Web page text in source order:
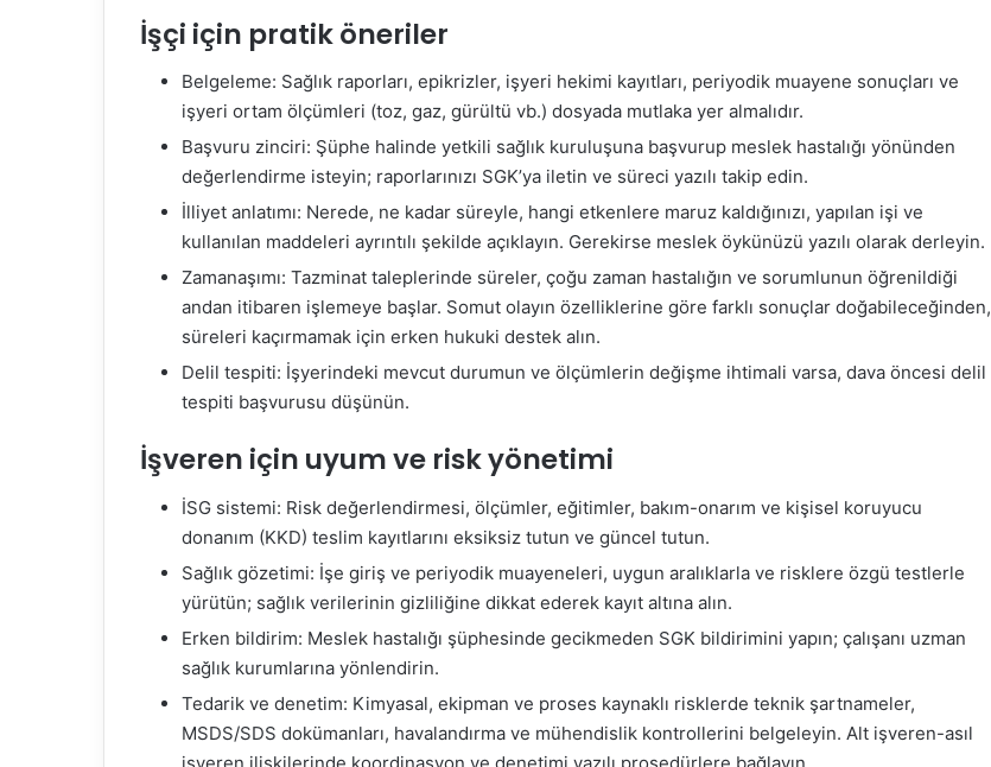
İşçi için pratik öneriler
Belgeleme: Sağlık raporları, epikrizler, işyeri hekimi kayıtları, periyodik muayene sonuçları ve
işyeri ortam ölçümleri (toz, gaz, gürültü vb.) dosyada mutlaka yer almalıdır.
Başvuru zinciri: Şüphe halinde yetkili sağlık kuruluşuna başvurup meslek hastalığı yönünden
değerlendirme isteyin; raporlarınızı SGK’ya iletin ve süreci yazılı takip edin.
İlliyet anlatımı: Nerede, ne kadar süreyle, hangi etkenlere maruz kaldığınızı, yapılan işi ve
kullanılan maddeleri ayrıntılı şekilde açıklayın. Gerekirse meslek öykünüzü yazılı olarak derleyin.
Zamanaşımı: Tazminat taleplerinde süreler, çoğu zaman hastalığın ve sorumlunun öğrenildiği
andan itibaren işlemeye başlar. Somut olayın özelliklerine göre farklı sonuçlar doğabileceğinden,
süreleri kaçırmamak için erken hukuki destek alın.
Delil tespiti: İşyerindeki mevcut durumun ve ölçümlerin değişme ihtimali varsa, dava öncesi delil
tespiti başvurusu düşünün.
İşveren için uyum ve risk yönetimi
İSG sistemi: Risk değerlendirmesi, ölçümler, eğitimler, bakım-onarım ve kişisel koruyucu
donanım (KKD) teslim kayıtlarını eksiksiz tutun ve güncel tutun.
Sağlık gözetimi: İşe giriş ve periyodik muayeneleri, uygun aralıklarla ve risklere özgü testlerle
yürütün; sağlık verilerinin gizliliğine dikkat ederek kayıt altına alın.
Erken bildirim: Meslek hastalığı şüphesinde gecikmeden SGK bildirimini yapın; çalışanı uzman
sağlık kurumlarına yönlendirin.
Tedarik ve denetim: Kimyasal, ekipman ve proses kaynaklı risklerde teknik şartnameler,
MSDS/SDS dokümanları, havalandırma ve mühendislik kontrollerini belgeleyin. Alt işveren-asıl
işveren ilişkilerinde koordinasyon ve denetimi yazılı prosedürlere bağlayın.